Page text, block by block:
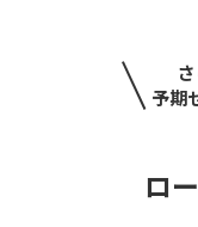
予期
ロ